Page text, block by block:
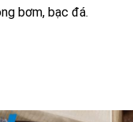
bơm, bạc đá.